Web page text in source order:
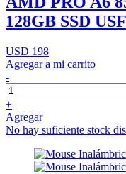
128GB SSD
USD 198
Agregar a mi carrito
-
+
Agregar
No hay suficiente stock